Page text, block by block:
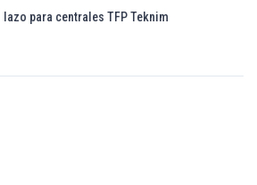
lazo para centrales TFP Teknim